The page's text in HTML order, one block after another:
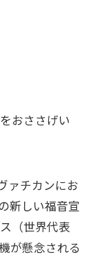
おささげい
ァチカンにお
新しい福音宣
（世界代表
が懸念される